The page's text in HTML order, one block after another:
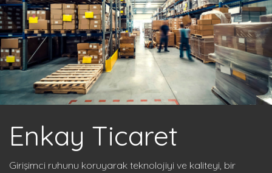
Enkay Ticaret
Girişimci ruhunu koruyarak teknolojiyi ve kaliteyi, bir